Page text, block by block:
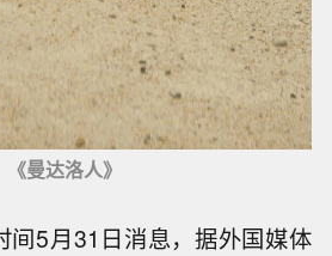
《曼达洛人》
间5月31日消息，据外国媒体